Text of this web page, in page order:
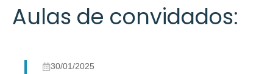
Aulas de convidados:
30/01/2025